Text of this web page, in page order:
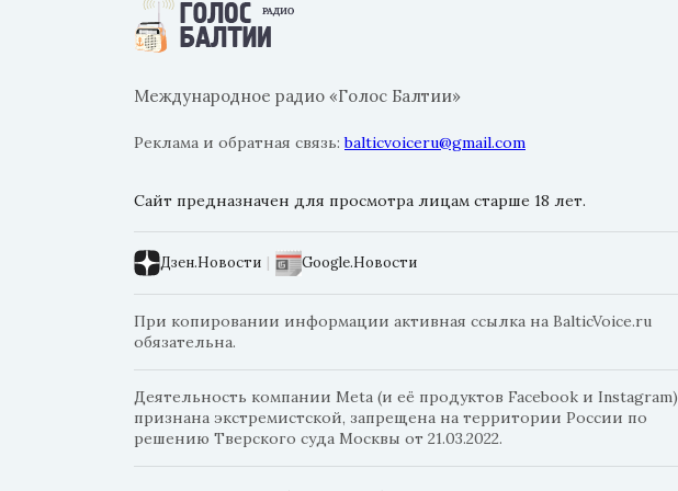
Международное радио «Голос Балтии»
Реклама и обратная связь:balticvoiceru@gmail.com
Сайт предназначен для просмотра лицам старше 18 лет.
Дзен.Новости | Google.Новости
При копировании информации активная ссылка на BalticVoice.ru
обязательна.
Деятельность компании Meta (и её продуктов Facebook и Instagram)
признана экстремистской, запрещена на территории России по
решению Тверского суда Москвы от 21.03.2022.